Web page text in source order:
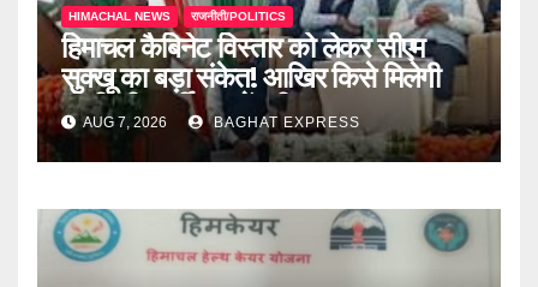
HIMACHAL NEWS राजनीती/POLITICS
हिमाचल कैबिनेट विस्तार को लेकर सीएम
सुक्खू का बड़ा संकेत! आखिर किसे मिलेगी
मंत्री की कुर्सी? जानें पूरी खबर
AUG 7, 2026 BAGHAT EXPRESS